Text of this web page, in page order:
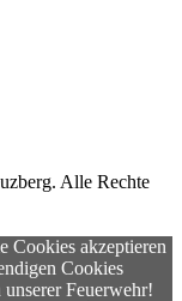
Alle Rechte
Cookies akzeptieren
Cookies
Feuerwehr!